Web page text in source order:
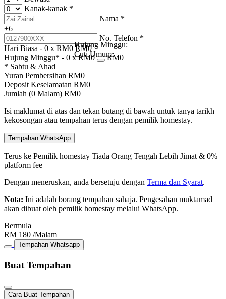
Kanak-kanak *
Nama *
+6
No. Telefon *
Hari Biasa - 0 x RM0 RM0
Hujung Minggu* - 0 x RM0
Hujung Minggu:
Cuti Umum:RM0
* Sabtu & Ahad
Yuran Pembersihan RM0
Deposit Keselamatan RM0
Jumlah (0 Malam) RM0
Isi maklumat di atas dan tekan butang di bawah untuk tanya tarikh
kekosongan atau tempahan terus dengan pemilik homestay.
Tempahan WhatsApp
Terus ke Pemilik homestay Tiada Orang Tengah Lebih Jimat & 0%
platform fee
Dengan meneruskan, anda bersetuju dengan Terma dan Syarat.
Nota: Ini adalah borang tempahan sahaja. Pengesahan muktamad
akan dibuat oleh pemilik homestay melalui WhatsApp.
Bermula
RM 180 /Malam
Tempahan Whatsapp
Buat Tempahan
Cara Buat Tempahan